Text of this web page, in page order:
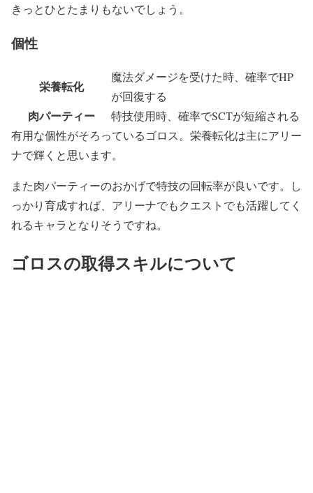
きっとひとたまりもないでしょう。
個性
栄養転化
魔法ダメージを受けた時、確率でHP
が回復する
肉パーティー
特技使用時、確率でSCTが短縮される
有用な個性がそろっているゴロス。栄養転化は主にアリー
ナで輝くと思います。
また肉パーティーのおかげで特技の回転率が良いです。し
っかり育成すれば、アリーナでもクエストでも活躍してく
れるキャラとなりそうですね。
ゴロスの取得スキルについて